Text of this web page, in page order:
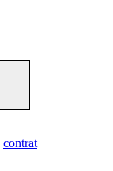
contrat